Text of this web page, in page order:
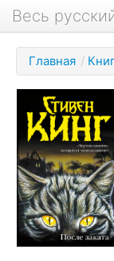
Весь
Книги
Фильмы
Аудиокниги
Новости
Новости
Биография
О проекте
Главная /